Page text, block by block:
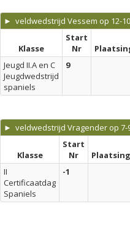
► veldwedstrijd Vessem op 12-
Klasse
Start
Nr
Jeugd II.A en C
Jeugdwedstrijd
spaniels
9
► veldwedstrijd Vragender op 7-
Klasse
Start
Nr
Plaatsing
II
Certificaatdag
Spaniels
-1